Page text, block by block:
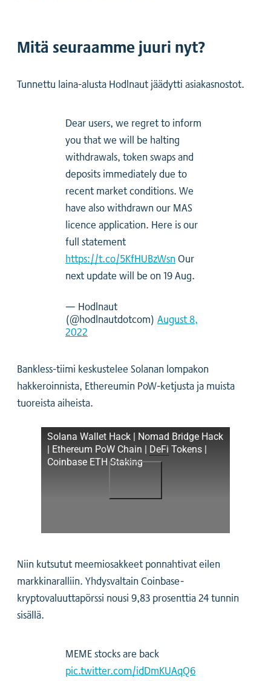
Mitä seuraamme juuri nyt?
Tunnettu laina-alusta Hodlnaut jäädytti asiakasnostot.
Dear users, we regret to inform
you that we will be halting
withdrawals, token swaps and
deposits immediately due to
recent market conditions. We
have also withdrawn our MAS
licence application. Here is our
full statement
https://t.co/5KfHUBzWsnOur
next update will be on 19 Aug.
— Hodlnaut
(@hodlnautdotcom) August 8,
2022
Bankless-tiimi keskustelee Solanan lompakon
hakkeroinnista, Ethereumin PoW-ketjusta ja muista
tuoreista aiheista.
Solana Wallet Hack | Nomad Bridge Hack
| Ethereum PoW Chain | DeFi Tokens |
Coinbase ETH Staking
Niin kutsutut meemiosakkeet ponnahtivat eilen
markkinaralliin. Yhdysvaltain Coinbase-
kryptovaluuttapörssi nousi 9,83 prosenttia 24 tunnin
sisällä.
MEME stocks are back
pic.twitter.com/idDmKUAqQ6